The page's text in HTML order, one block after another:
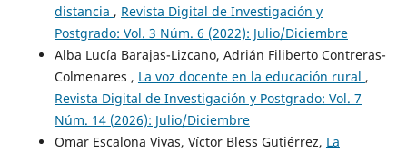
distancia , Revista Digital de Investigación y
Postgrado: Vol. 3 Núm. 6 (2022): Julio/Diciembre
Alba Lucía Barajas-Lizcano, Adrián Filiberto Contreras-
Colmenares , La voz docente en la educación rural ,
Revista Digital de Investigación y Postgrado: Vol. 7
Núm. 14 (2026): Julio/Diciembre
Omar Escalona Vivas, Víctor Bless Gutiérrez, La